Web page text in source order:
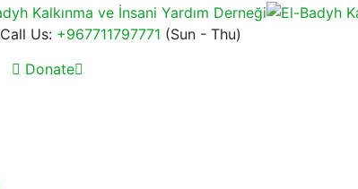
Call Us: +967711797771 (Sun - Thu)
Donate